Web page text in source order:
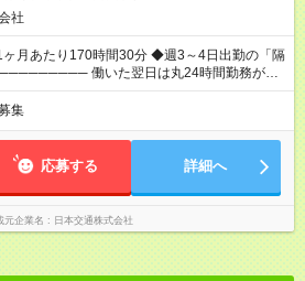
※上記には、一律支給の手当を含みます。
タクシー運転者の最低賃金計算方法に基づ
や賞与として還元されるため、頑張った分だ
時と同じです。 試用期間中の労働条件は本採
社
ヶ月あたり170時間30分 ◆週3～4日出勤の「隔
働いた翌日は丸24時間勤務が入
フトは、15：00～翌10：00 ※月間労働
ん 平均労働時間：1ヶ月あたり
3～4日出勤の「隔日勤務」
働いた翌日は丸24時間勤務が入りませ
間170.5h ※1回の乗務は
※研修中は実働時間7.5h ※残業は基本的にあり
集
応募する 詳細へ
元企業名 日本交通株式会社